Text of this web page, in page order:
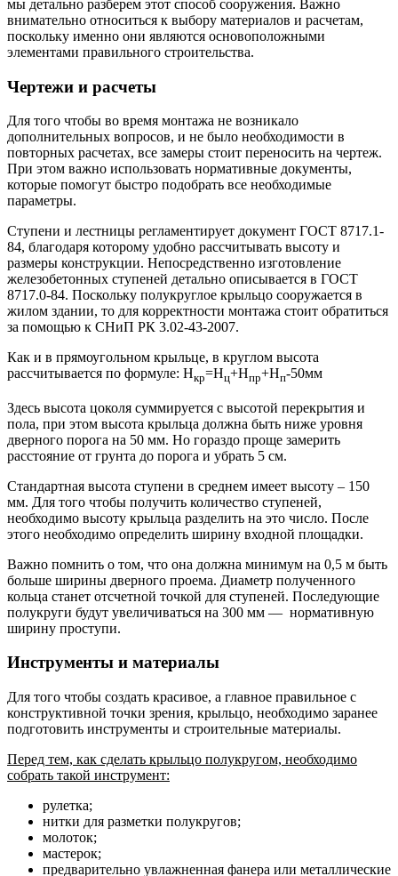
мы детально разберем этот способ сооружения. Важно
внимательно относиться к выбору материалов и расчетам,
поскольку именно они являются основоположными
элементами правильного строительства.
Чертежи и расчеты
Для того чтобы во время монтажа не возникало
дополнительных вопросов, и не было необходимости в
повторных расчетах, все замеры стоит переносить на чертеж.
При этом важно использовать нормативные документы,
которые помогут быстро подобрать все необходимые
параметры.
Ступени и лестницы регламентирует документ ГОСТ 8717.1-
84, благодаря которому удобно рассчитывать высоту и
размеры конструкции. Непосредственно изготовление
железобетонных ступеней детально описывается в ГОСТ
8717.0-84. Поскольку полукруглое крыльцо сооружается в
жилом здании, то для корректности монтажа стоит обратиться
за помощью к СНиП РК 3.02-43-2007.
Как и в прямоугольном крыльце, в круглом высота
рассчитывается по формуле: Нкр=Нц+Нпр+Нп-50мм
Здесь высота цоколя суммируется с высотой перекрытия и
пола, при этом высота крыльца должна быть ниже уровня
дверного порога на 50 мм. Но гораздо проще замерить
расстояние от грунта до порога и убрать 5 см.
Стандартная высота ступени в среднем имеет высоту – 150
мм. Для того чтобы получить количество ступеней,
необходимо высоту крыльца разделить на это число. После
этого необходимо определить ширину входной площадки.
Важно помнить о том, что она должна минимум на 0,5 м быть
больше ширины дверного проема. Диаметр полученного
кольца станет отсчетной точкой для ступеней. Последующие
полукруги будут увеличиваться на 300 мм — нормативную
ширину проступи.
Инструменты и материалы
Для того чтобы создать красивое, а главное правильное с
конструктивной точки зрения, крыльцо, необходимо заранее
подготовить инструменты и строительные материалы.
Перед тем, как сделать крыльцо полукругом, необходимо
собрать такой инструмент:
рулетка;
нитки для разметки полукругов;
молоток;
мастерок;
предварительно увлажненная фанера или металлические